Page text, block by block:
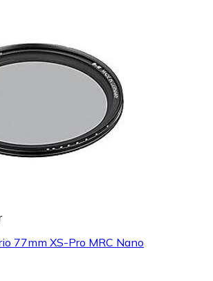
77mm XS-Pro MRC Nano